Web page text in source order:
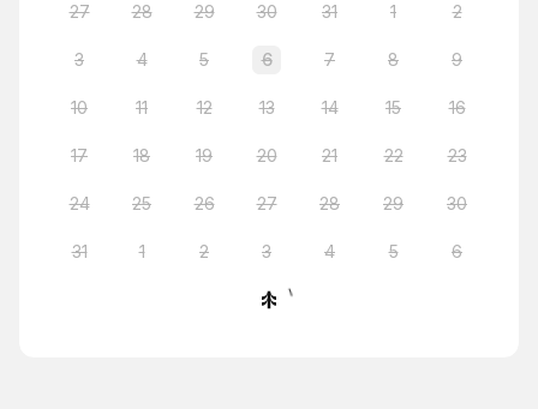
27 28 29 30 31 1 2
3 4 5 6 7 8 9
10 11 12 13 14 15 16
17 18 19 20 21 22 23
24 25 26 27 28 29 30
31 1 2 3 4 5 6